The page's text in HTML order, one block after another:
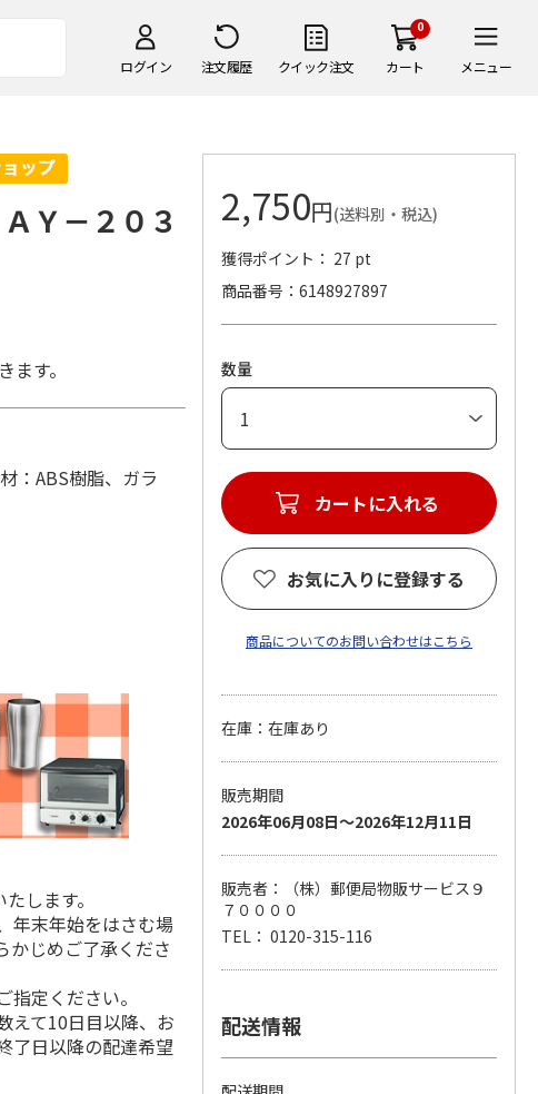
ログイン 注文履歴 クイック注文
0
カート メニュー
Ｙ－２０３
す。
ABS樹脂、ガラ
します。
年末年始をはさむ場
かじめご了承くださ
定ください。
えて10日目以降、お
了日以降の配達希望
2,750円(送料別・税込)
獲得ポイント： 27 pt
商品番号
6148927897
数量
カートに入れる
お気に入りに登録する
商品についてのお問い合わせはこちら
在庫：在庫あり
販売期間
2026年06月08日～2026年12月11日
販売者：（株）郵便局物販サービス９
７００００
TEL： 0120-315-116
配送情報